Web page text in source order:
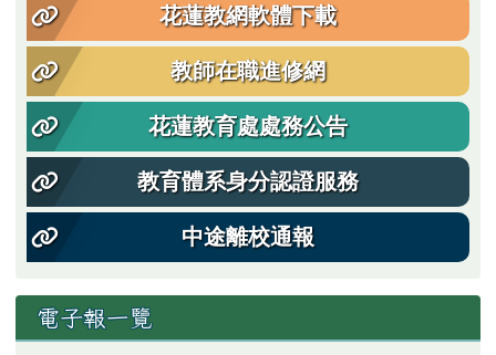
花蓮教網軟體下載
教師在職進修網
花蓮教育處處務公告
教育體系身分認證服務
中途離校通報
電子報一覽